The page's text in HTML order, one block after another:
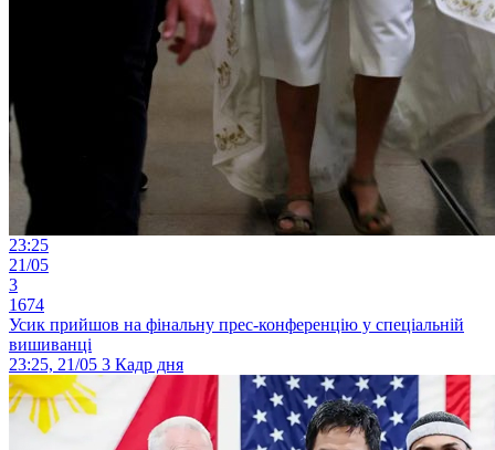
23:25
21/05
3
1674
Усик прийшов на фінальну прес-конференцію у спеціальній
вишиванці
23:25, 21/05 3 Кадр дня